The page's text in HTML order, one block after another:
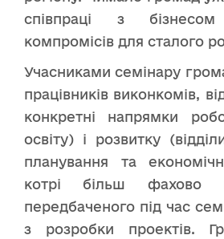
співпраці з
компромісів для сталого
Учасниками семінару
працівників виконкомів,
конкретні напрямки
освіту) і розвитку
планування та
котрі більш фахово
передбаченого під час
з розробки проектів.